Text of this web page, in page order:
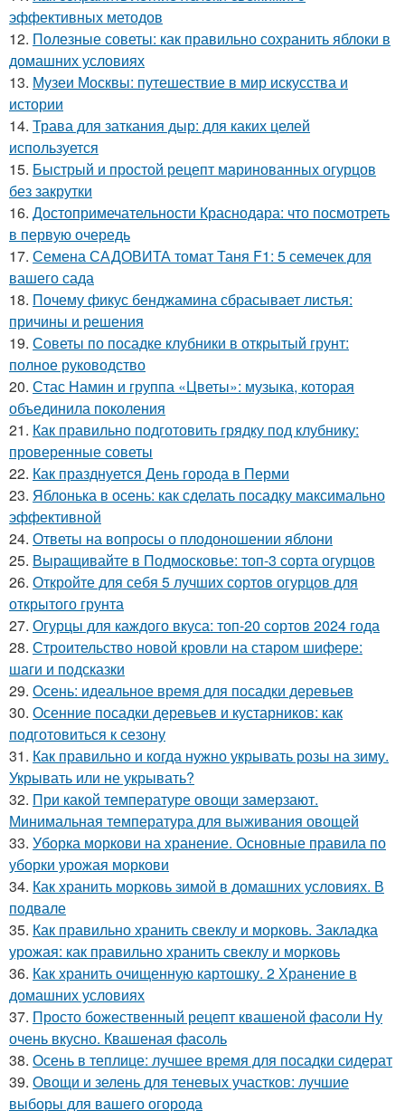
эффективных методов
12. Полезные советы: как правильно сохранить яблоки в
домашних условиях
13. Музеи Москвы: путешествие в мир искусства и
истории
14. Трава для заткания дыр: для каких целей
используется
15. Быстрый и простой рецепт маринованных огурцов
без закрутки
16. Достопримечательности Краснодара: что посмотреть
в первую очередь
17. Семена САДОВИТА томат Таня F1: 5 семечек для
вашего сада
18. Почему фикус бенджамина сбрасывает листья:
причины и решения
19. Советы по посадке клубники в открытый грунт:
полное руководство
20. Стас Намин и группа «Цветы»: музыка, которая
объединила поколения
21. Как правильно подготовить грядку под клубнику:
проверенные советы
22. Как празднуется День города в Перми
23. Яблонька в осень: как сделать посадку максимально
эффективной
24. Ответы на вопросы о плодоношении яблони
25. Выращивайте в Подмосковье: топ-3 сорта огурцов
26. Откройте для себя 5 лучших сортов огурцов для
открытого грунта
27. Огурцы для каждого вкуса: топ-20 сортов 2024 года
28. Строительство новой кровли на старом шифере:
шаги и подсказки
29. Осень: идеальное время для посадки деревьев
30. Осенние посадки деревьев и кустарников: как
подготовиться к сезону
31. Как правильно и когда нужно укрывать розы на зиму.
Укрывать или не укрывать?
32. При какой температуре овощи замерзают.
Минимальная температура для выживания овощей
33. Уборка моркови на хранение. Основные правила по
уборки урожая моркови
34. Как хранить морковь зимой в домашних условиях. В
подвале
35. Как правильно хранить свеклу и морковь. Закладка
урожая: как правильно хранить свеклу и морковь
36. Как хранить очищенную картошку. 2 Хранение в
домашних условиях
37. Просто божественный рецепт квашеной фасоли Ну
очень вкусно. Квашеная фасоль
38. Осень в теплице: лучшее время для посадки сидерат
39. Овощи и зелень для теневых участков: лучшие
выборы для вашего огорода